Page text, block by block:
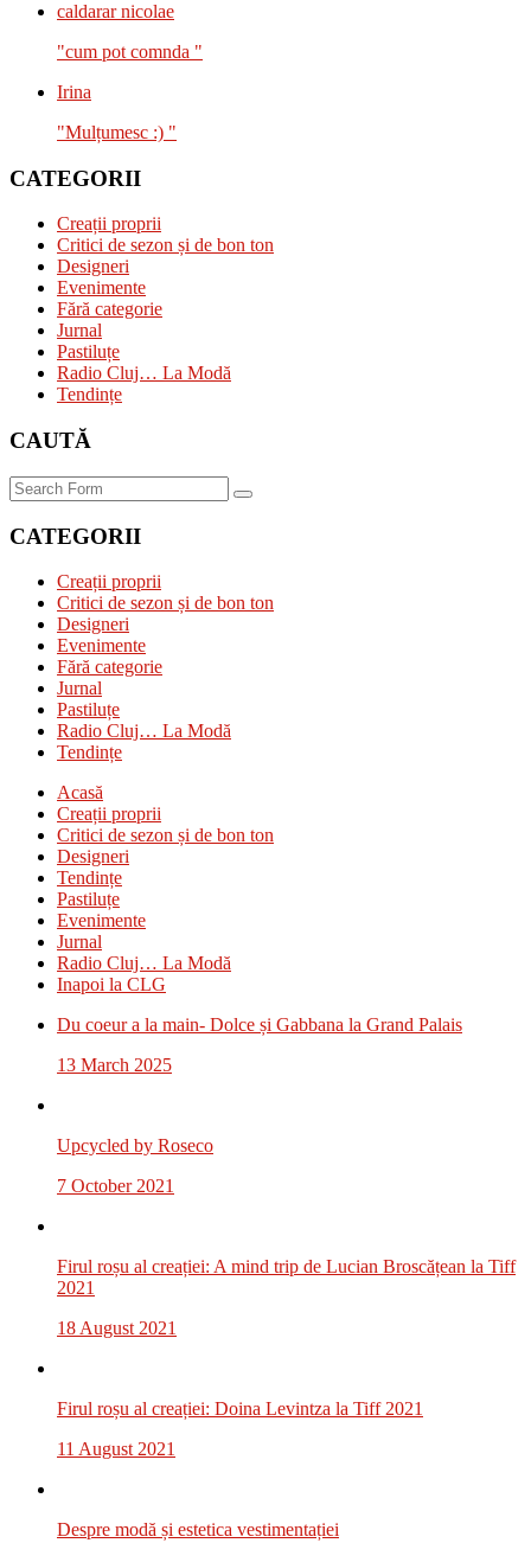
caldarar nicolae
"cum pot comnda "
Irina
"Mulțumesc :) "
CATEGORII
Creații proprii
Critici de sezon și de bon ton
Designeri
Evenimente
Fără categorie
Jurnal
Pastiluțe
Radio Cluj… La Modă
Tendințe
CAUTĂ
Search
CATEGORII
Creații proprii
Critici de sezon și de bon ton
Designeri
Evenimente
Fără categorie
Jurnal
Pastiluțe
Radio Cluj… La Modă
Tendințe
Acasă
Creații proprii
Critici de sezon și de bon ton
Designeri
Tendințe
Pastiluțe
Evenimente
Jurnal
Radio Cluj… La Modă
Inapoi la CLG
Du coeur a la main- Dolce și Gabbana la Grand Palais
13 March 2025
Upcycled by Roseco
7 October 2021
Firul roșu al creației: A mind trip de Lucian Broscățean la Tiff
2021
18 August 2021
Firul roșu al creației: Doina Levintza la Tiff 2021
11 August 2021
Despre modă și estetica vestimentației